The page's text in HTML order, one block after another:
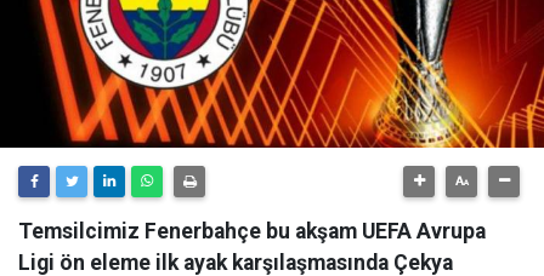
Temsilcimiz Fenerbahçe bu akşam UEFA Avrupa
Ligi ön eleme ilk ayak karşılaşmasında Çekya